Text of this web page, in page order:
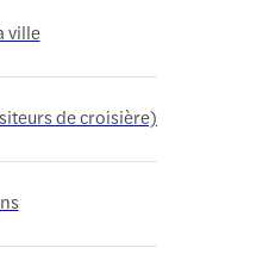
ville
de croisière)